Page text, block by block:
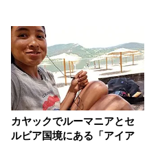
カヤックでルーマニアとセ
ルビア国境にある「アイア